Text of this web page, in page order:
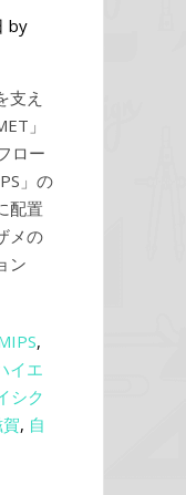
by
支え
」
ロー
」の
配置
メの
ン
,
イエ
シク
, 自